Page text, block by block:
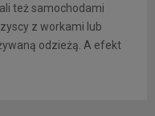
też samochodami
z workami lub
odzieżą. A efekt